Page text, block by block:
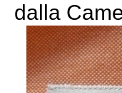
dalla